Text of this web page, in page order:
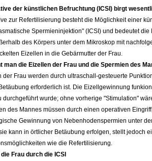
der künstlichen Befruchtung (ICSI) birgt
zur Refertilisierung besteht die Möglichkeit einer
Spermieninjektion" (ICSI) und bedeutet
des Körpers unter dem Mikroskop mit
Eizellen in die Gebärmutter der Frau.
man die Eizellen der Frau und die Spermien des
der Frau werden durch ultraschall-gesteuerte
erforderlich ist. Die Eizellgewinnung
durchgeführt wurde; ohne vorherige "Stimulation"
des Mannes müssen durch einen operativen
Gewinnung von Nebenhodenspermien unter
kann in örtlicher Betäubung erfolgen, stellt jedoch
wie die Refertilisierung.
Frau durch die ICSI